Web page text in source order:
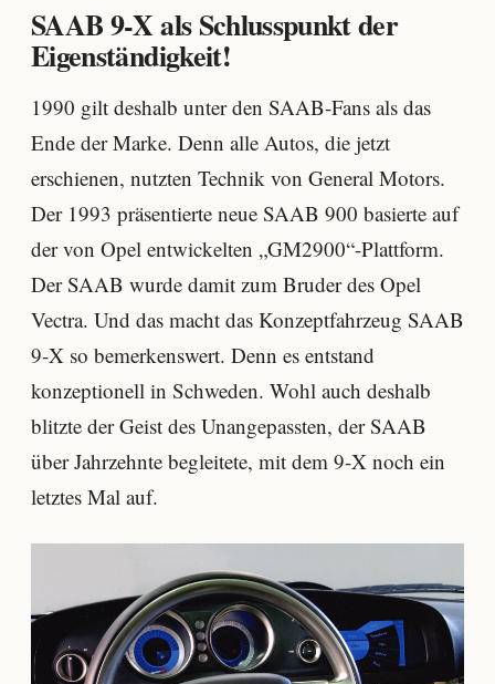
SAAB 9-X als Schlusspunkt der
Eigenständigkeit!
1990 gilt deshalb unter den SAAB-Fans als das
Ende der Marke. Denn alle Autos, die jetzt
erschienen, nutzten Technik von General Motors.
Der 1993 präsentierte neue SAAB 900 basierte auf
der von Opel entwickelten „GM2900“-Plattform.
Der SAAB wurde damit zum Bruder des Opel
Vectra. Und das macht das Konzeptfahrzeug SAAB
9-X so bemerkenswert. Denn es entstand
konzeptionell in Schweden. Wohl auch deshalb
blitzte der Geist des Unangepassten, der SAAB
über Jahrzehnte begleitete, mit dem 9-X noch ein
letztes Mal auf.